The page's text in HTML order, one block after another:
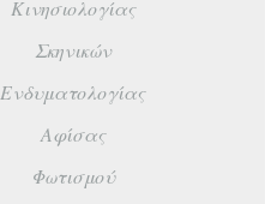
Κινησιολογίας
Σκηνικών
Ενδυματολογίας
Αφίσας
Φωτισμού